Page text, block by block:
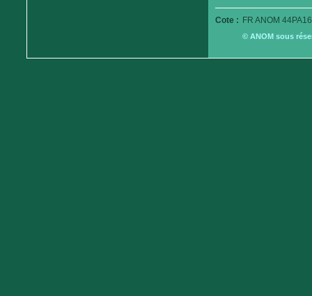
Cote : FR ANOM
© ANOM sous